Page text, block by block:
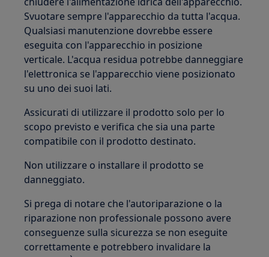
Svuotare sempre l'apparecchio da tutta l'acqua.
Qualsiasi manutenzione dovrebbe essere
eseguita con l'apparecchio in posizione
verticale. L'acqua residua potrebbe danneggiare
l'elettronica se l'apparecchio viene posizionato
su uno dei suoi lati.
Assicurati di utilizzare il prodotto solo per lo
scopo previsto e verifica che sia una parte
compatibile con il prodotto destinato.
Non utilizzare o installare il prodotto se
danneggiato.
Si prega di notare che l'autoriparazione o la
riparazione non professionale possono avere
conseguenze sulla sicurezza se non eseguite
correttamente e potrebbero invalidare la